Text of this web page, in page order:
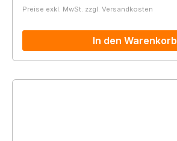
Preise exkl. MwSt. zzgl. Versandkosten
In den Warenkorb